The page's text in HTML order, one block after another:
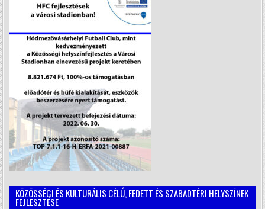
KÖZÖSSÉGI ÉS KULTURÁLIS CÉLÚ, FEDETT ÉS SZABADTÉRI HELYSZÍNEK
FEJLESZTÉSE